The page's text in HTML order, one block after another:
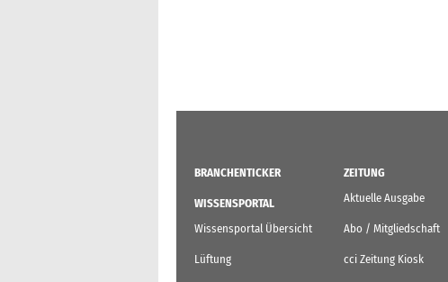
BRANCHENTICKER
WISSENSPORTAL
Wissensportal Übersicht
Lüftung
ZEITUNG
Aktuelle Ausgabe
Abo / Mitgliedschaft
cci Zeitung Kiosk